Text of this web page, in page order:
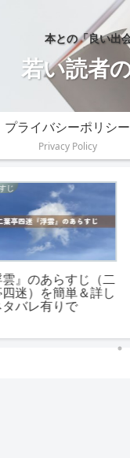
本との「良い出
若い読者
プライバシーポリシー
Privacy Policy
伝えたいこと
光利一『蝿』が伝えた
こと。視点が変わる5
の核心部分